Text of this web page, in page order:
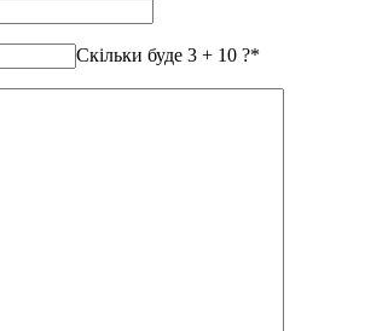
Скільки буде 3 + 10 ?*